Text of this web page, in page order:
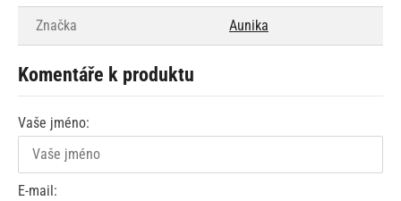
Značka Aunika
Komentáře k produktu
Vaše jméno:
E-mail: